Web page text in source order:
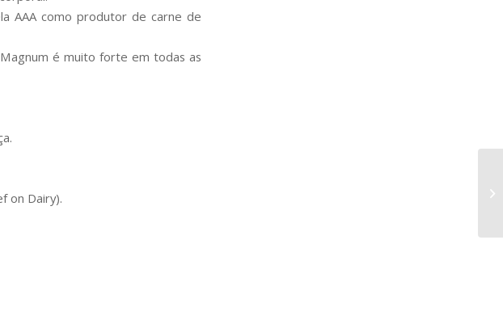
AAA como produtor de carne de
é muito forte em todas as
on Dairy).